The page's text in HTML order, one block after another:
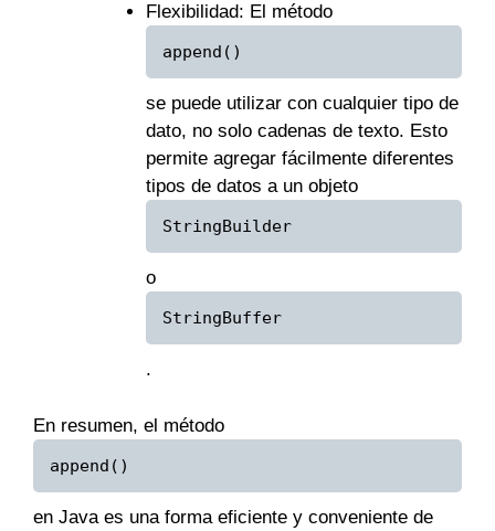
Flexibilidad: El método
append()
se puede utilizar con cualquier tipo de
dato, no solo cadenas de texto. Esto
permite agregar fácilmente diferentes
tipos de datos a un objeto
StringBuilder
o
StringBuffer
.
En resumen, el método
append()
en Java es una forma eficiente y conveniente de